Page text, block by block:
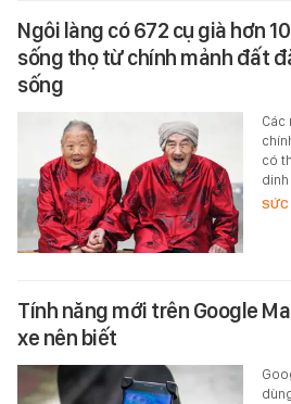
Ngôi làng có 672 cụ già hơn
sống thọ từ chính mảnh đất
sống
Các
có
SỨC
Tính năng mới trên Google
xe nên biết